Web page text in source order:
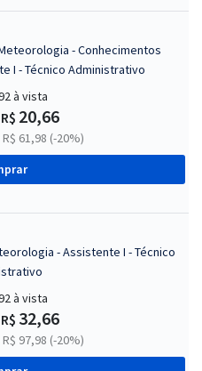
- Conhecimentos
I - Técnico Administrativo
à vista
R$ 20,66
61,98 (-20%)
- Assistente I - Técnico
à vista
R$ 32,66
97,98 (-20%)